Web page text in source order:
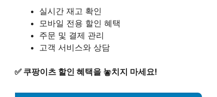
실시간 재고 확인
모바일 전용 할인 혜택
주문 및 결제 관리
고객 서비스와 상담
✅ 쿠팡이츠 할인 혜택을 놓치지 마세요!